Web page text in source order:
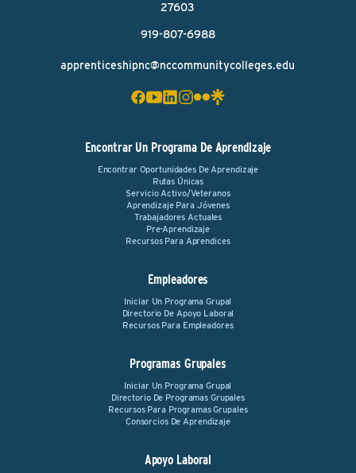
27603
919-807-6988
apprenticeshipnc@nccommunitycolleges.edu
Encontrar Un Programa De Aprendizaje
Encontrar Oportunidades De Aprendizaje
Rutas Únicas
Servicio Activo/Veteranos
Aprendizaje Para Jóvenes
Trabajadores Actuales
Pre-Aprendizaje
Recursos Para Aprendices
Empleadores
Iniciar Un Programa Grupal
Directorio De Apoyo Laboral
Recursos Para Empleadores
Programas Grupales
Iniciar Un Programa Grupal
Directorio De Programas Grupales
Recursos Para Programas Grupales
Consorcios De Aprendizaje
Apoyo Laboral